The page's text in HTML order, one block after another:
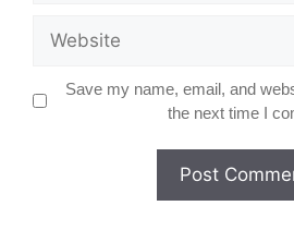
Save my name, email, and
the next time I